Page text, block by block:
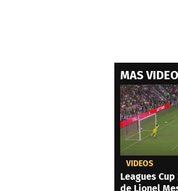
MAS
VIDEOS
Leagues
de Lionel